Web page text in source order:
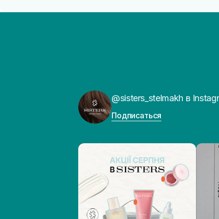
@sisters_stelmakh в
Подписаться